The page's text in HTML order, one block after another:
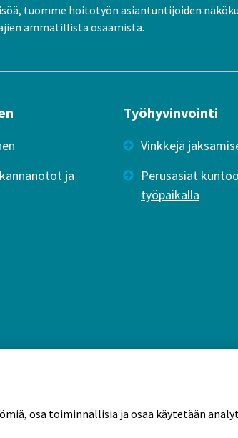
tuomme hoitotyön asiantuntijoiden
ammatillista osaamista.
ja
Työhyvinvointi
Vinkkejä
Perusasiat
työpaikalla
osa toiminnallisia ja osaa käytetään